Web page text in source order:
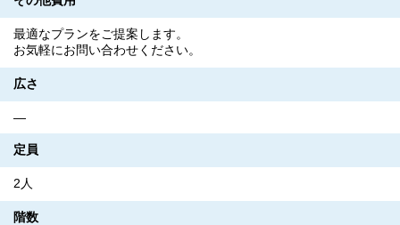
最適なプランをご提案します。
お気軽にお問い合わせください。
広さ
―
定員
2人
階数